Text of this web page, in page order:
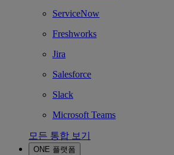
ServiceNow
Freshworks
Jira
Salesforce
Slack
Microsoft Teams
모든 통합 보기
ONE 플랫폼